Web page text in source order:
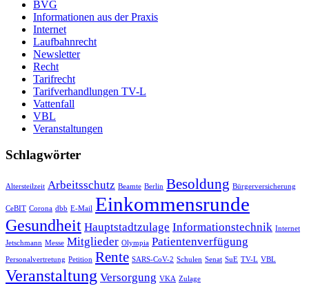
BVG
Informationen aus der Praxis
Internet
Laufbahnrecht
Newsletter
Recht
Tarifrecht
Tarifverhandlungen TV-L
Vattenfall
VBL
Veranstaltungen
Schlagwörter
Altersteilzeit Arbeitsschutz Beamte Berlin Besoldung Bürgerversicherung
CeBIT Corona dbb E-Mail Einkommensrunde
Gesundheit Hauptstadtzulage Informationstechnik Internet
Jetschmann Messe Mitglieder Olympia Patientenverfügung
Personalvertretung Petition Rente SARS-CoV-2 Schulen Senat SuE TV-L VBL
Veranstaltung Versorgung VKA Zulage